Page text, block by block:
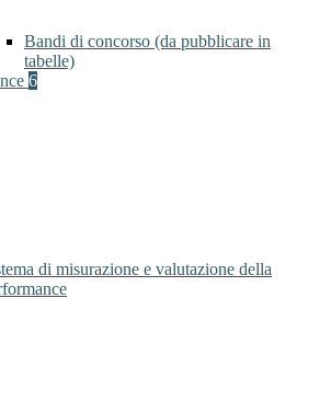
Bandi di concorso (da pubblicare in
tabelle)
6
di misurazione e valutazione della